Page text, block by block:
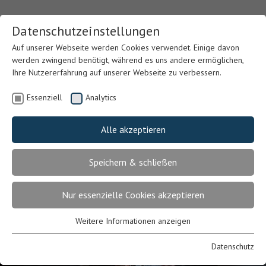
Datenschutzeinstellungen
Auf unserer Webseite werden Cookies verwendet. Einige davon
werden zwingend benötigt, während es uns andere ermöglichen,
Ihre Nutzererfahrung auf unserer Webseite zu verbessern.
Essenziell Analytics
Alle akzeptieren
Speichern & schließen
Nur essenzielle Cookies akzeptieren
Essenzielle Cookies werden für grundlegende Funktionen der
Weitere Informationen anzeigen
Datenschutz